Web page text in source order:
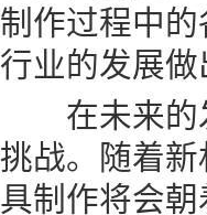
制作过程中
行业的发展
在未来的发
挑战。随着
具制作将会